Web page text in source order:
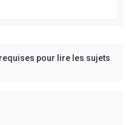
pour lire les sujets